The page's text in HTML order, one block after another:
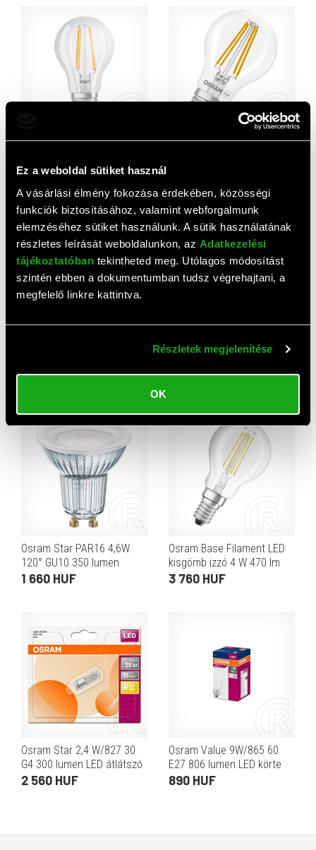
Ez a weboldal sütiket használ
A vásárlási élmény fokozása érdekében, közösségi
funkciók biztosításához, valamint webforgalmunk
elemzéséhez sütiket használunk. A sütik használatának
részletes leírását weboldalunkon, az Adatkezelési
tájékoztatóban tekintheted meg. Utólagos módosítást
szintén ebben a dokumentumban tudsz végrehajtani, a
megfelelő linkre kattintva.
Részletek megjelenítése
OK
Osram Value 60 7W/827 FIL
1 200 HUF
Osram Base Filament LED
fehér) 3 db
3 760 HUF
Osram LED Value PAR16 50
1 190 HUF
Osram Star PAR16 4,6W
120° GU10 350 lumen
2700K LED spot izzó
1 660 HUF
Osram Base Filament LED
kisgömb izzó 4 W 470 lm
E14 (meleg fehér) 3 db
3 760 HUF
Osram Star 2,4 W/827 30
G4 300 lumen LED átlátszó
kapszula izzó
2 560 HUF
Osram Value 9W/865 60
E27 806 lumen LED körte
izzó
890 HUF